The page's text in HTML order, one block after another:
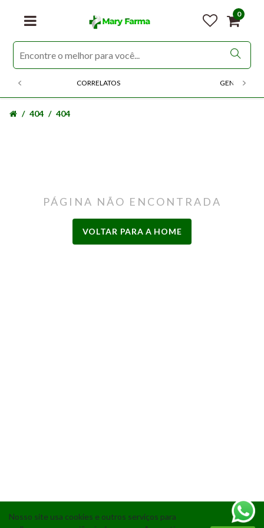
Nosso site usa cookies e outros serviços para
0
CORRELATOS GENERICOS
404 404
PÁGINA NÃO ENCONTRADA
VOLTAR PARA A HOME